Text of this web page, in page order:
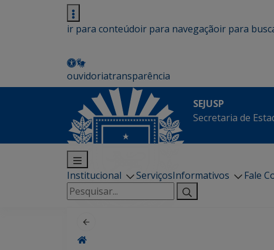
ir para conteúdoir para navegaçãoir para
ouvidoriatransparência
SEJUSP
Secretaria de
Institucional ServiçosInformativos
Fale
Pesquisar
por: